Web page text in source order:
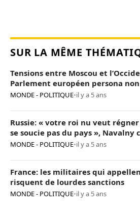
SUR LA MÊME
Tensions entre Moscou et
Parlement européen persona
MONDE - POLITIQUE•il y a 5 ans
Russie: « votre roi nu veut
se soucie pas du pays »,
Poutine
MONDE - POLITIQUE•il y a 5 ans
France: les militaires qui
risquent de lourdes sanctions
MONDE - POLITIQUE•il y a 5 ans